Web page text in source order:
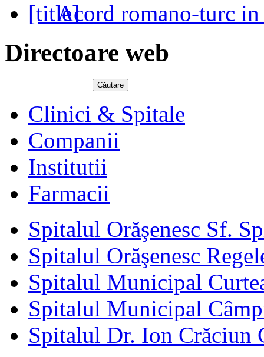
Acord romano-turc
Directoare web
Clinici & Spitale
Companii
Institutii
Farmacii
Spitalul Orăşenesc Sf.
Spitalul Orăşenesc
Spitalul Municipal
Spitalul Municipal
Spitalul Dr. Ion Crăciun